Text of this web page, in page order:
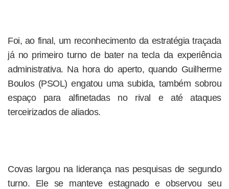
Foi, ao final, um reconhecimento da estratégia traçada
já no primeiro turno de bater na tecla da experiência
administrativa. Na hora do aperto, quando Guilherme
Boulos (PSOL) engatou uma subida, também sobrou
espaço para alfinetadas no rival e até ataques
terceirizados de aliados.
Covas largou na liderança nas pesquisas de segundo
turno. Ele se manteve estagnado e observou seu